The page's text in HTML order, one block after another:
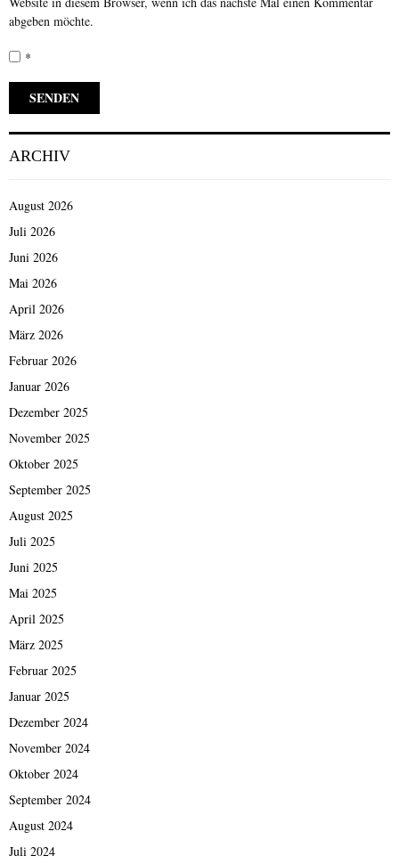
abgeben möchte.
*
ARCHIV
August 2026
Juli 2026
Juni 2026
Mai 2026
April 2026
März 2026
Februar 2026
Januar 2026
Dezember 2025
November 2025
Oktober 2025
September 2025
August 2025
Juli 2025
Juni 2025
Mai 2025
April 2025
März 2025
Februar 2025
Januar 2025
Dezember 2024
November 2024
Oktober 2024
September 2024
August 2024
Juli 2024